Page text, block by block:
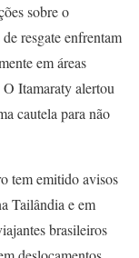
sobre o
resgate enfrentam
em áreas
Itamaraty alertou
cautela para não
tem emitido avisos
Tailândia e em
brasileiros